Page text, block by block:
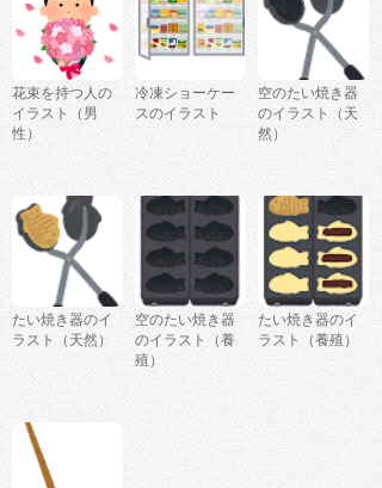
花束を持つ人の
イラスト（男
性）
冷凍ショーケー
スのイラスト
空のたい焼き器
のイラスト（天
然）
たい焼き器のイ
ラスト（天然）
空のたい焼き器
のイラスト（養
殖）
たい焼き器のイ
ラスト（養殖）